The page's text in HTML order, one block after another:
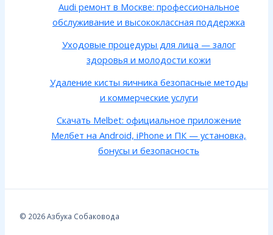
Audi ремонт в Москве: профессиональное
обслуживание и высококлассная поддержка
Уходовые процедуры для лица — залог
здоровья и молодости кожи
Удаление кисты яичника безопасные методы
и коммерческие услуги
Скачать Melbet: официальное приложение
Мелбет на Android, iPhone и ПК — установка,
бонусы и безопасность
© 2026 Азбука Собаковода